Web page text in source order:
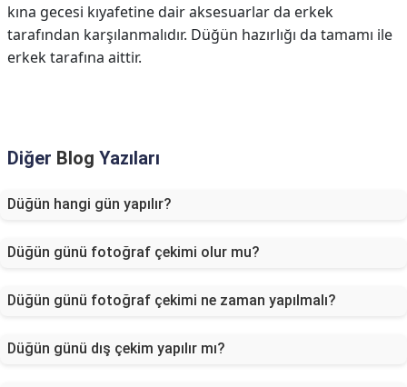
kına gecesi kıyafetine dair aksesuarlar da erkek
tarafından karşılanmalıdır. Düğün hazırlığı da tamamı ile
erkek tarafına aittir.
Diğer Blog Yazıları
Düğün hangi gün yapılır?
Düğün günü fotoğraf çekimi olur mu?
Düğün günü fotoğraf çekimi ne zaman yapılmalı?
Düğün günü dış çekim yapılır mı?